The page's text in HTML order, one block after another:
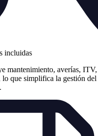
incluidas
mantenimiento, averías, ITV,
lo que simplifica la gestión